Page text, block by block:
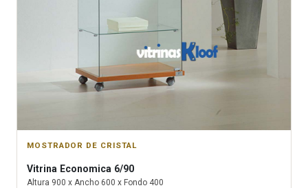
MOSTRADOR DE CRISTAL
Vitrina Economica 6/90
Altura 900 x Ancho 600 x Fondo 400